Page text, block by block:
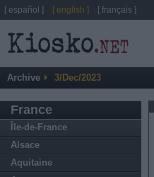
Archive 3/Dec/2023
France
Île-de-France
Alsace
Aquitaine
[ español ] [ english ] [ français ]